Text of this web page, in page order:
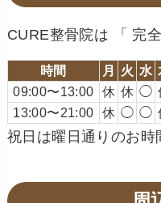
CURE整骨院は 「 完
時間 月 火 水
09:00〜13:00
休 休 ◯
13:00〜21:00
休 ◯ ◯
祝日は曜日通りのお時